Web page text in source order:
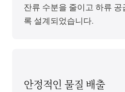
잔류 수분을 줄이고 하류
록 설계되었습니다.
안정적인 물질 배출